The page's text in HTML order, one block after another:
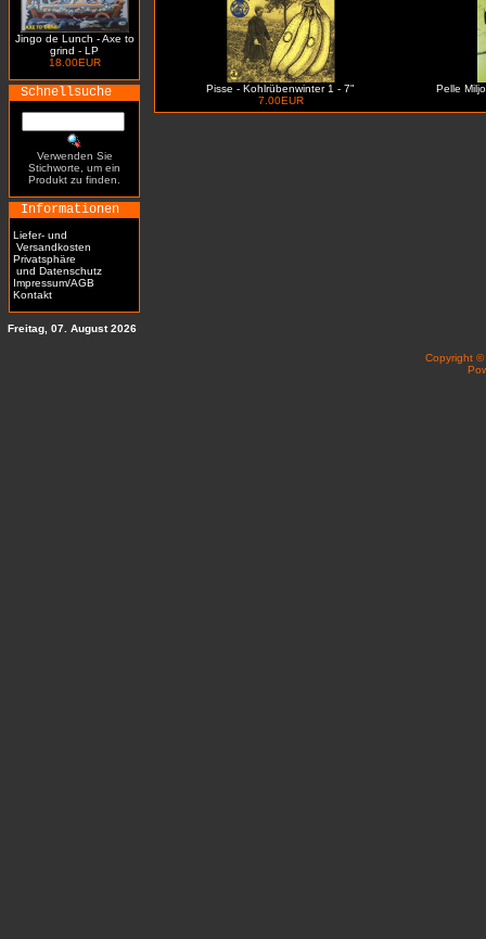
Jingo de Lunch - Axe to
grind - LP
18.00EUR
Schnellsuche
Verwenden Sie
Stichworte, um ein
Produkt zu finden.
Informationen
Liefer- und
Versandkosten
Privatsphäre
und Datenschutz
Impressum/AGB
Kontakt
Pisse - Kohlrübenwinter 1 - 7"
7.00EUR
Pelle
Freitag, 07. August 2026
Copyright